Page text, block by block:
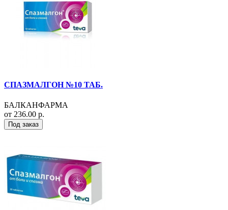
СПАЗМАЛГОН №10 ТАБ.
БАЛКАНФАРМА
от 236.00 р.
Под заказ